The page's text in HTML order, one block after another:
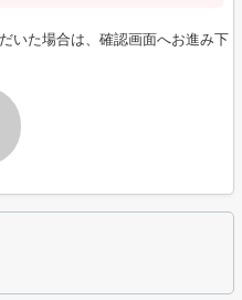
いた場合は、確認画面へお進み下